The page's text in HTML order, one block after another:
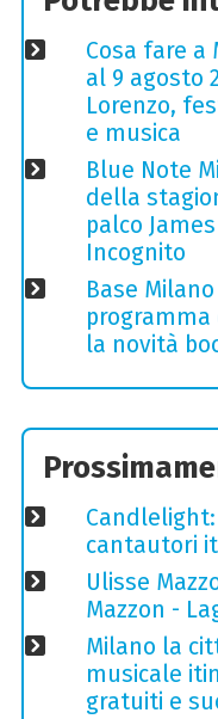
Cosa fare a
al 9 agosto
Lorenzo,
e musica
Blue Note
della
palco
Incognito
Base
la novità
cantautori
Ulisse
Mazzon -
Milano la
musicale
gratuiti e